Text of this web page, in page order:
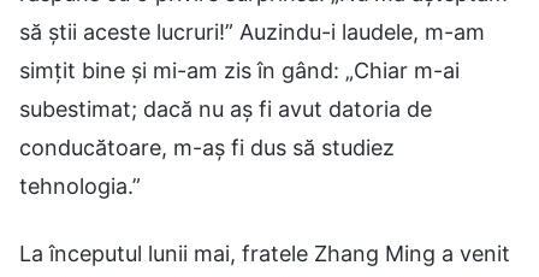
să știi aceste lucruri!” Auzindu-i laudele, m-am
simțit bine și mi-am zis în gând: „Chiar m-ai
subestimat; dacă nu aș fi avut datoria de
conducătoare, m-aș fi dus să studiez
tehnologia.”
La începutul lunii mai, fratele Zhang Ming a venit